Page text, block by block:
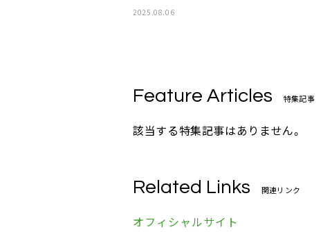
2025.08.06
Feature Articles 特集記事
該当する特集記事はありません。
Related Links 関連リンク
オフィシャルサイト